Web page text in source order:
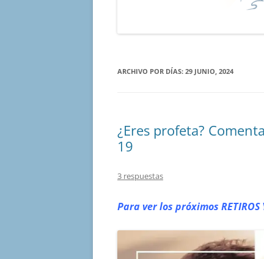
ARCHIVO POR DÍAS: 29 JUNIO, 2024
¿Eres profeta?
19
3 respuestas
Para ver los próximos RETIROS